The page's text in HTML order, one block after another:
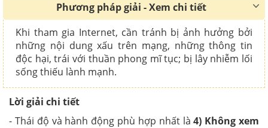
Phương pháp giải - Xem chi tiết
Khi tham gia Internet, cần tránh bị ảnh hưởng bởi
những nội dung xấu trên mạng, những thông tin
độc hại, trái với thuần phong mĩ tục; bị lây nhiễm lối
sống thiếu lành mạnh.
Lời giải chi tiết
- Thái độ và hành động phù hợp nhất là4) Không xem